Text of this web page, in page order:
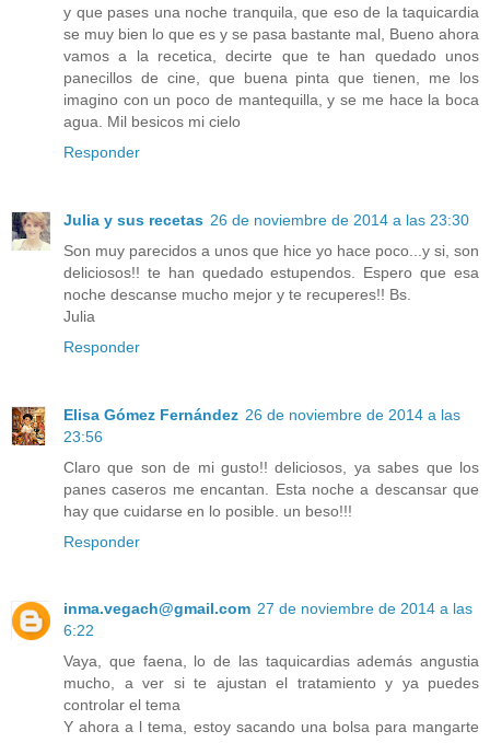
y que pases una noche tranquila, que eso de la taquicardia
se muy bien lo que es y se pasa bastante mal, Bueno ahora
vamos a la recetica, decirte que te han quedado unos
panecillos de cine, que buena pinta que tienen, me los
imagino con un poco de mantequilla, y se me hace la boca
agua. Mil besicos mi cielo
Responder
Julia y sus recetas 26 de noviembre de 2014 a las 23:30
Son muy parecidos a unos que hice yo hace poco...y si, son
deliciosos!! te han quedado estupendos. Espero que esa
noche descanse mucho mejor y te recuperes!! Bs.
Julia
Responder
Elisa Gómez Fernández 26 de noviembre de 2014 a las
23:56
Claro que son de mi gusto!! deliciosos, ya sabes que los
panes caseros me encantan. Esta noche a descansar que
hay que cuidarse en lo posible. un beso!!!
Responder
inma.vegach@gmail.com 27 de noviembre de 2014 a las
6:22
Vaya, que faena, lo de las taquicardias además angustia
mucho, a ver si te ajustan el tratamiento y ya puedes
controlar el tema
Y ahora a l tema, estoy sacando una bolsa para mangarte